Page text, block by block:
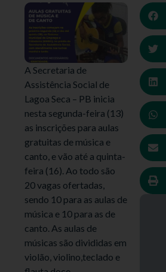
A Secretaria de
Assistência Social de
Lagoa Seca – PB inicia
nesta segunda-feira (13)
as inscrições para aulas
gratuitas de música e
canto, e vão até a quinta-
feira (16). Ao todo são
20 vagas ofertadas,
sendo 10 para as aulas de
música e 10 para as de
canto. As aulas de
músicas são divididas em
violão, violino,teclado e